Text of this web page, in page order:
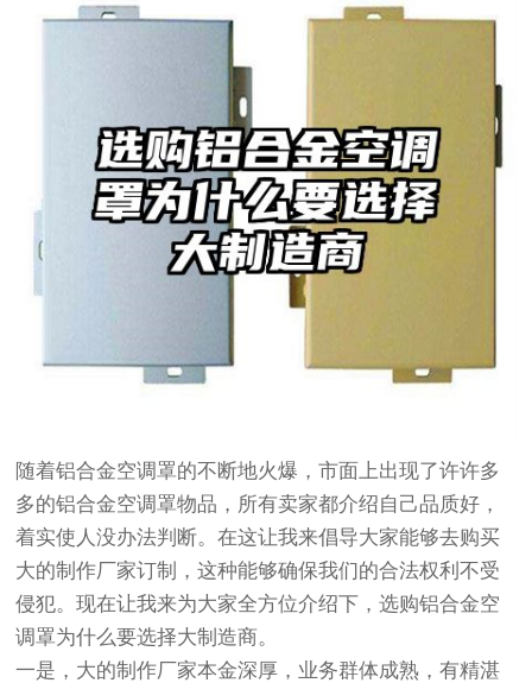
随着铝合金空调罩的不断地火爆，市面上出现了许许多
多的铝合金空调罩物品，所有卖家都介绍自己品质好，
着实使人没办法判断。在这让我来倡导大家能够去购买
大的制作厂家订制，这种能够确保我们的合法权利不受
侵犯。现在让我来为大家全方位介绍下，选购铝合金空
调罩为什么要选择大制造商。
一是，大的制作厂家本金深厚，业务群体成熟，有精湛